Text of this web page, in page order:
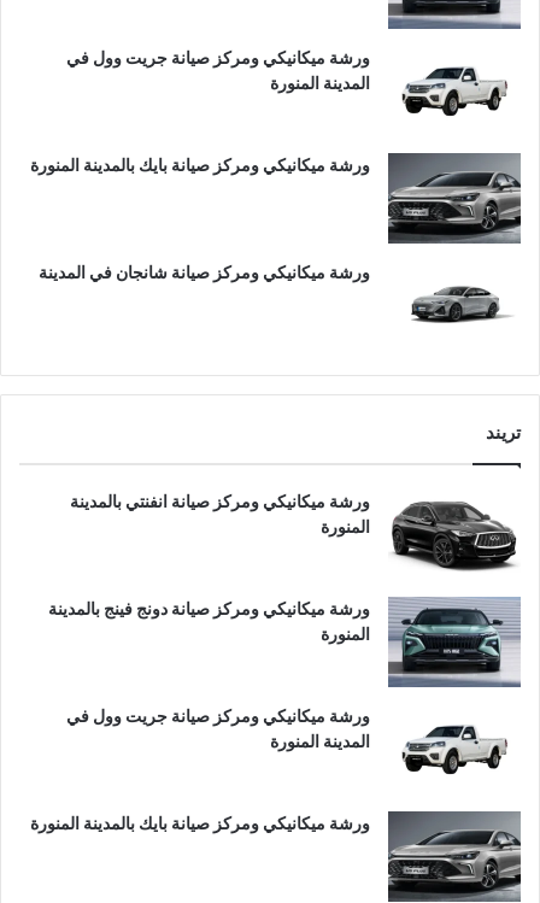
ورشة ميكانيكي ومركز صيانة جريت وول في
المدينة المنورة
ورشة ميكانيكي ومركز صيانة بايك بالمدينة المنورة
ورشة ميكانيكي ومركز صيانة شانجان في المدينة
تريند
ورشة ميكانيكي ومركز صيانة انفنتي بالمدينة
المنورة
ورشة ميكانيكي ومركز صيانة دونج فينج بالمدينة
المنورة
ورشة ميكانيكي ومركز صيانة جريت وول في
المدينة المنورة
ورشة ميكانيكي ومركز صيانة بايك بالمدينة المنورة